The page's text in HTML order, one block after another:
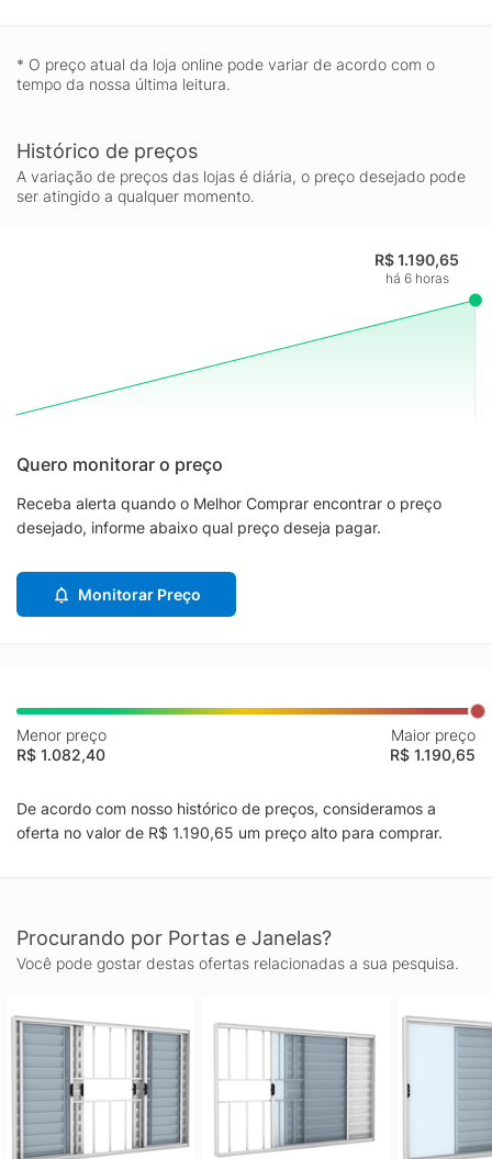
* O preço atual da loja online pode variar de acordo com o
tempo da nossa última leitura.
Histórico de preços
A variação de preços das lojas é diária, o preço desejado pode
ser atingido a qualquer momento.
R$ 1.190,65
há 6 horas
Quero monitorar o preço
Receba alerta quando o Melhor Comprar encontrar o preço
desejado, informe abaixo qual preço deseja pagar.
Monitorar Preço
Menor preço
R$ 1.082,40
Maior preço
R$ 1.190,65
De acordo com nosso histórico de preços, consideramos a
oferta no valor de R$ 1.190,65 um preço alto para comprar.
Procurando por Portas e Janelas?
Você pode gostar destas ofertas relacionadas a sua pesquisa.